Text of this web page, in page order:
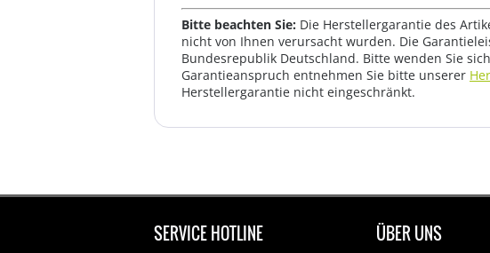
Bitte beachten Sie: Die Herstellergarantie des
nicht von Ihnen verursacht wurden. Die
Bundesrepublik Deutschland. Bitte wenden Sie
Garantieanspruch entnehmen Sie bitte unserer
Herstellergarantie nicht eingeschränkt.
SERVICE HOTLINE ÜBER UNS